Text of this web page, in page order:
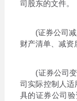
司股东的文件。
(证券公司减
财产清单、减资
(证券公司变
司实际控制人适
具的证券公司